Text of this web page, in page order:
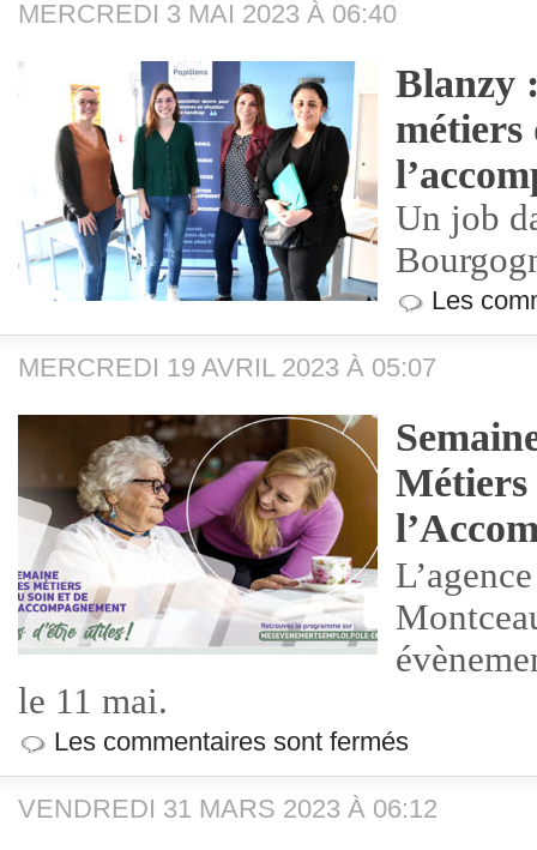
MERCREDI 3 MAI 2023 À 06:40
Blanzy
métiers
Un job
Les
MERCREDI 19 AVRIL 2023 À 05:07
Métiers
le 11 mai.
Les commentaires sont fermés
VENDREDI 31 MARS 2023 À 06:12